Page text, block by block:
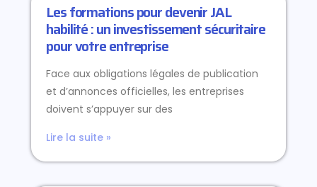
Les formations pour devenir JAL
habilité : un investissement sécuritaire
pour votre entreprise
Face aux obligations légales de publication
et d’annonces officielles, les entreprises
doivent s’appuyer sur des
Lire la suite »